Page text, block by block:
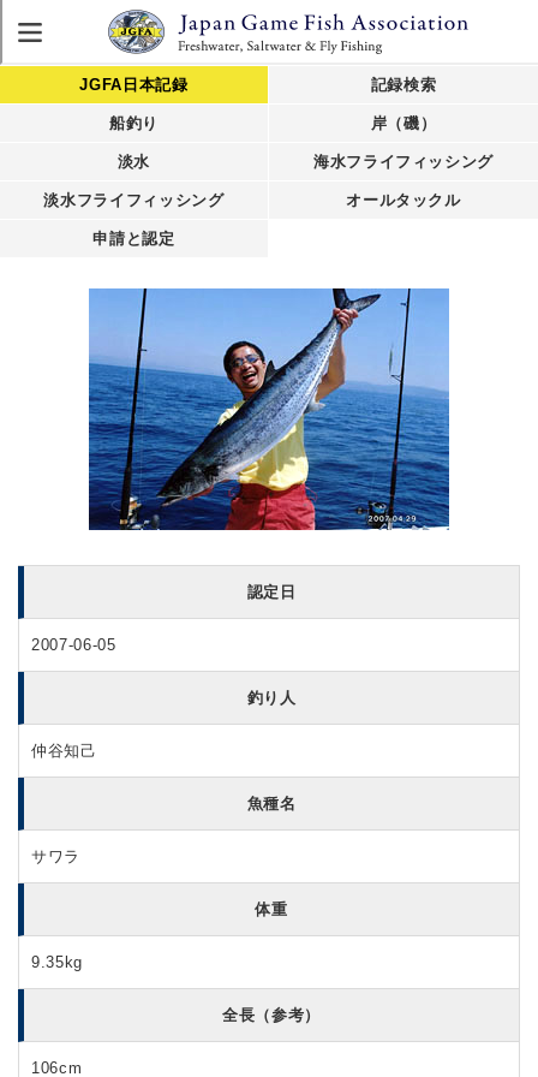
JGFA日本記録 記録検索
船釣り 岸（磯）
淡水 海水フライフィッシング
淡水フライフィッシング オールタックル
申請と認定
認定日
2007-06-05
釣り人
仲谷知己
魚種名
サワラ
体重
9.35kg
全長（参考）
106cm